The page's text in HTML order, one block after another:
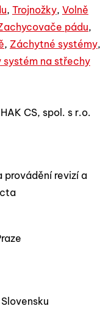
, Trojnožky, Volně
pádu,
, Záchytné systémy,
systém na střechy
CS, spol. s r.o.
revizí a